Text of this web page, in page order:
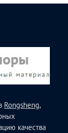
Rongsheng,
качества